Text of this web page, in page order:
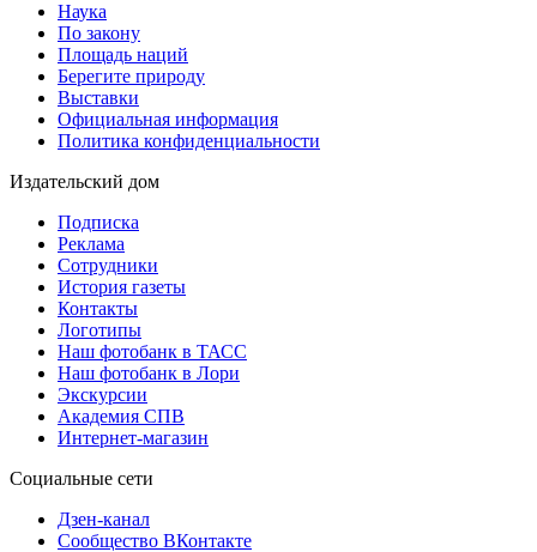
Наука
По закону
Площадь наций
Берегите природу
Выставки
Официальная информация
Политика конфиденциальности
Издательский дом
Подписка
Реклама
Сотрудники
История газеты
Контакты
Логотипы
Наш фотобанк в ТАСС
Наш фотобанк в Лори
Экскурсии
Академия СПВ
Интернет-магазин
Социальные сети
Дзен-канал
Сообщество ВКонтакте